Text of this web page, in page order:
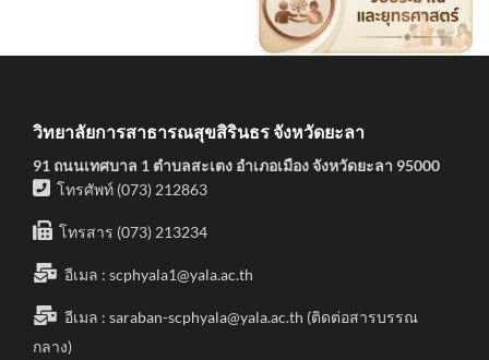
วิทยาลัยการสาธารณสุขสิรินธร จังหวัดยะลา
91 ถนนเทศบาล 1 ตำบลสะเตง อำเภอเมือง จังหวัดยะลา 95000
โทรศัพท์ (073) 212863
โทรสาร (073) 213234
อีเมล : scphyala1@yala.ac.th
อีเมล : saraban-scphyala@yala.ac.th (ติดต่อสารบรรณ
กลาง)